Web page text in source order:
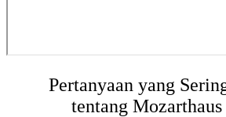
Pertanyaan yang
tentang